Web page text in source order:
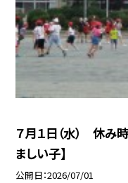
７月１日（水） 休み
ましい子】
公開日 2026/07/01